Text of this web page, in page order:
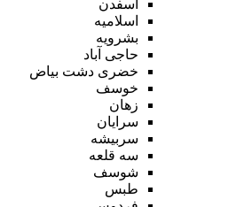
اسفدن
اسلامیه
بشرویه
حاجی آباد
خضری دشت بیاض
خوسف
زهان
سرایان
سربیشه
سه قلعه
شوسف
طبس